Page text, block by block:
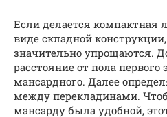
Если делается компактная
виде складной
значительно упрощаются.
расстояние от пола первого
мансардного. Далее
между перекладинами.
мансарду была удобной,